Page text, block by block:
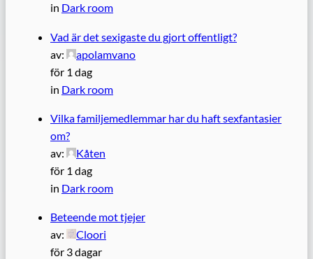
in Dark room
Vad är det sexigaste du gjort offentligt?
av:
apolamvano
för 1 dag
in Dark room
Vilka familjemedlemmar har du haft sexfantasier
om?
av:
Kåten
för 1 dag
in Dark room
Beteende mot tjejer
av:
Cloori
för 3 dagar